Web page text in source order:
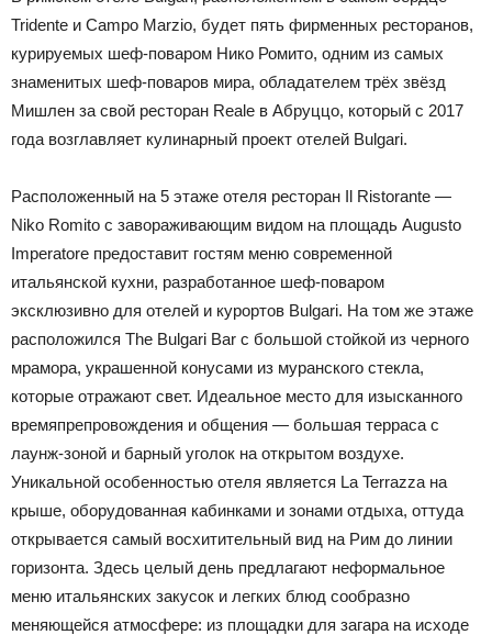
Tridente и Campo Marzio, будет пять фирменных ресторанов,
курируемых шеф-поваром Нико Ромито, одним из самых
знаменитых шеф-поваров мира, обладателем трёх звёзд
Мишлен за свой ресторан Reale в Абруццо, который с 2017
года возглавляет кулинарный проект отелей Bulgari.
Расположенный на 5 этаже отеля ресторан Il Ristorante —
Niko Romito с завораживающим видом на площадь Augusto
Imperatore предоставит гостям меню современной
итальянской кухни, разработанное шеф-поваром
эксклюзивно для отелей и курортов Bulgari. На том же этаже
расположился The Bulgari Bar с большой стойкой из черного
мрамора, украшенной конусами из муранского стекла,
которые отражают свет. Идеальное место для изысканного
времяпрепровождения и общения — большая терраса с
лаунж-зоной и барный уголок на открытом воздухе.
Уникальной особенностью отеля является La Terrazza на
крыше, оборудованная кабинками и зонами отдыха, оттуда
открывается самый восхитительный вид на Рим до линии
горизонта. Здесь целый день предлагают неформальное
меню итальянских закусок и легких блюд сообразно
меняющейся атмосфере: из площадки для загара на исходе